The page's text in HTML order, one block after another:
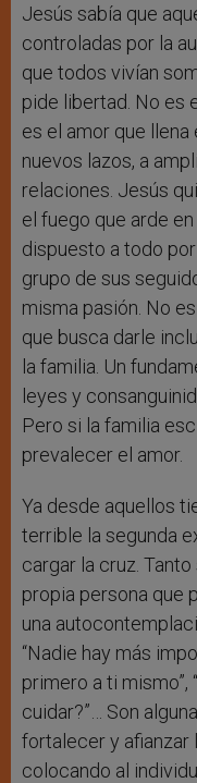
Jesús sabía que
controladas por la
que todos vivían
pide libertad. No es
es el amor que
nuevos lazos, a
relaciones. Jesús
el fuego que arde
dispuesto a todo
grupo de sus
misma pasión. No
que busca darle
la familia. Un
leyes y
Pero si la familia
prevalecer el amor.
Ya desde aquellos
terrible la segunda
cargar la cruz.
propia persona que
una
“Nadie hay más
primero a ti mismo”,
cuidar?”… Son
fortalecer y afianzar
colocando al